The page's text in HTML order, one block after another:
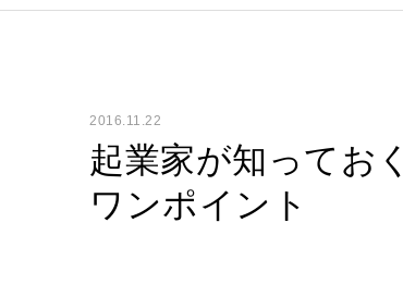
2016.11.22
起業家が知ってお
ワンポイント